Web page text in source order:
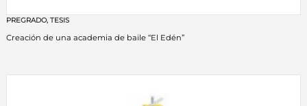
PREGRADO, TESIS
Creación de una academia de baile “El Edén”